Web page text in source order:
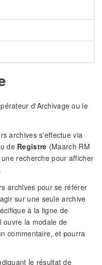
d'Archivage ou le
archives s'effectue via
de Registre (Maarch RM
recherche pour afficher
archives pour se référer
sur une seule archive
à la ligne de
ouvre la modale de
commentaire, et pourra
le résultat de